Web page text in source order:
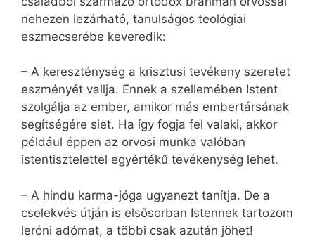
nehezen lezárható, tanulságos teológiai
eszmecserébe keveredik:
– A kereszténység a krisztusi tevékeny szeretet
eszményét vallja. Ennek a szellemében Istent
szolgálja az ember, amikor más embertársának
segítségére siet. Ha így fogja fel valaki, akkor
például éppen az orvosi munka valóban
istentisztelettel egyértékű tevékenység lehet.
– A hindu karma-jóga ugyanezt tanítja. De a
cselekvés útján is elsősorban Istennek tartozom
leróni adómat, a többi csak azután jöhet!